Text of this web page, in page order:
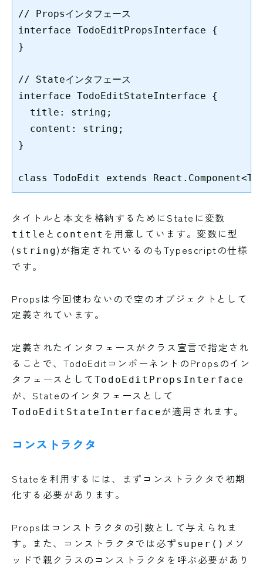
// Propsインタフェース
interface TodoEditPropsInterface {
}
// Stateインタフェース
interface TodoEditStateInterface {
  title: string;
  content: string;
}
class TodoEdit extends
タイトルと本文を格納するためにStateに変数
title と content を用意しています。変数に型
( string)が指定されているのもTypescriptの仕様
です。
Propsは今回使わないので空のオブジェクトとして
定義されています。
定義されたインタフェースがクラス宣言で指定され
ることで、TodoEditコンポーネントのPropsのイン
タフェースとして TodoEditPropsInterface
が、Stateのインタフェースとして
TodoEditStateInterfaceが適用されます。
コンストラクタ
Stateを利用するには、まずコンストラクタで初期
化する必要があります。
Propsはコンストラクタの引数として与えられま
す。また、コンストラクタでは必ず super() メソ
ッドで親クラスのコンストラクタを呼ぶ必要があり